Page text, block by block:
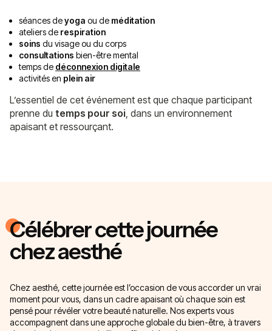
séances deyoga ou de méditation
ateliers de respiration
soins du visage ou du corps
consultations bien-être mental
temps de déconnexion digitale
activités en plein air
L’essentiel de cet événement est que chaque participant
prenne du temps pour soi, dans un environnement
apaisant et ressourçant.
Célébrer cette journée
chez aesthé
Chez aesthé, cette journée est l’occasion de vous accorder un vrai
moment pour vous, dans un cadre apaisant où chaque soin est
pensé pour révéler votre beauté naturelle. Nos experts vous
accompagnent dans une approche globale du bien-être, à travers